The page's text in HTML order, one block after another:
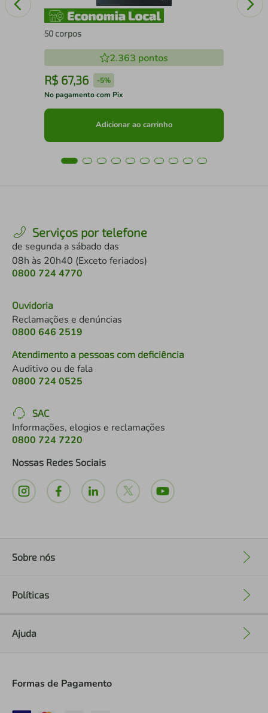
50 corpos
2.363 pontos
R$ 67,36 -5%
No pagamento com Pix
Adicionar ao carrinho
Serviços por telefone
de segunda a sábado das
08h às 20h40 (Exceto feriados)
0800 724 4770
Ouvidoria
Reclamações e denúncias
0800 646 2519
Atendimento a pessoas com deficiência
Auditivo ou de fala
0800 724 0525
SAC
Informações, elogios e reclamações
0800 724 7220
Nossas Redes Sociais
Sobre nós
Políticas
Ajuda
Formas de Pagamento